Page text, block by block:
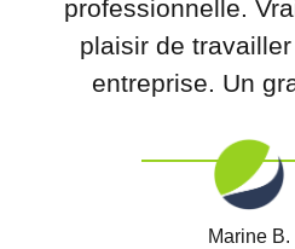
professionnelle.
plaisir de
entreprise. Un
Marine B.